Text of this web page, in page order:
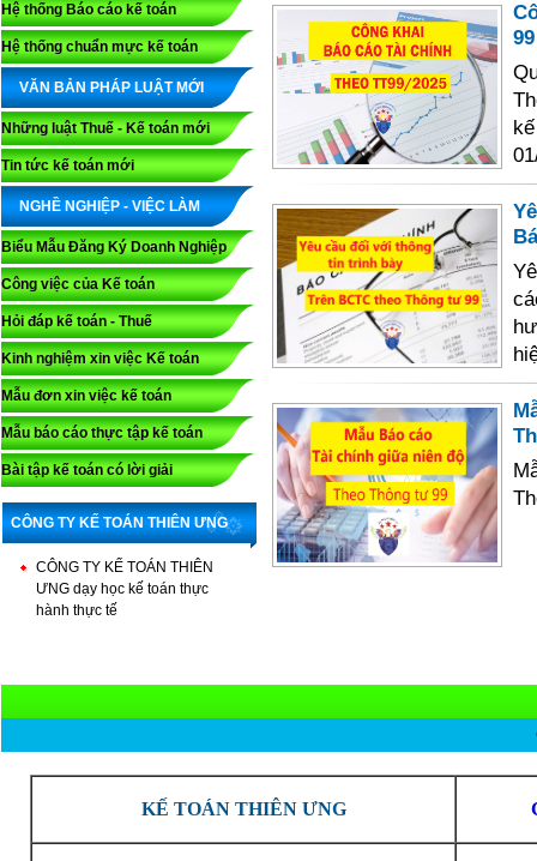
Hệ thống Báo cáo kế toán
Hệ thống chuẩn mực kế toán
VĂN BẢN PHÁP LUẬT MỚI
Những luật Thuế - Kế toán mới
Tin tức kế toán mới
NGHỀ NGHIỆP - VIỆC LÀM
Biểu Mẫu Đăng Ký Doanh Nghiệp
Công việc của Kế toán
Hỏi đáp kế toán - Thuế
Kinh nghiệm xin việc Kế toán
Mẫu đơn xin việc kế toán
Mẫu báo cáo thực tập kế toán
Bài tập kế toán có lời giải
CÔNG TY KẾ TOÁN THIÊN ƯNG
CÔNG TY KẾ TOÁN THIÊN
ƯNG dạy học kế toán thực
hành thực tế
99
KẾ TOÁN THIÊN ƯNG